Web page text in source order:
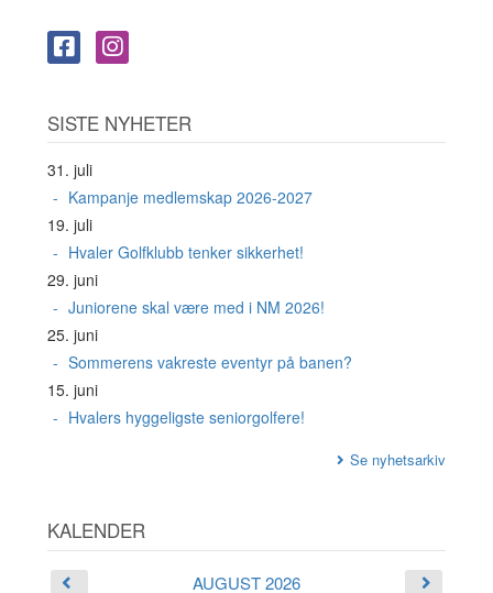
SISTE NYHETER
31. juli
Kampanje medlemskap 2026-2027
19. juli
Hvaler Golfklubb tenker sikkerhet!
29. juni
Juniorene skal være med i NM 2026!
25. juni
Sommerens vakreste eventyr på banen?
15. juni
Hvalers hyggeligste seniorgolfere!
Se nyhetsarkiv
KALENDER
AUGUST 2026